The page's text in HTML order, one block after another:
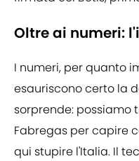
Oltre ai numeri:
I numeri, per quanto
esauriscono certo la
sorprende: possiamo
Fabregas per capire
qui stupire l'Italia. Il